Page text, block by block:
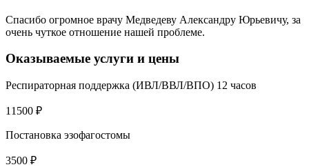
Спасибо огромное врачу Медведеву Александру Юрьевичу, за
очень чуткое отношение нашей проблеме.
Оказываемые услуги и цены
Респираторная поддержка (ИВЛ/ВВЛ/ВПО) 12 часов
11500 ₽
Постановка эзофагостомы
3500 ₽